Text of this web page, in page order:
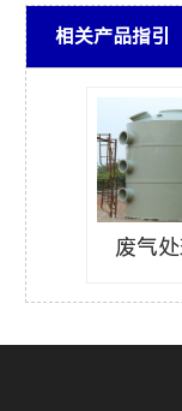
相关产品指引
废气